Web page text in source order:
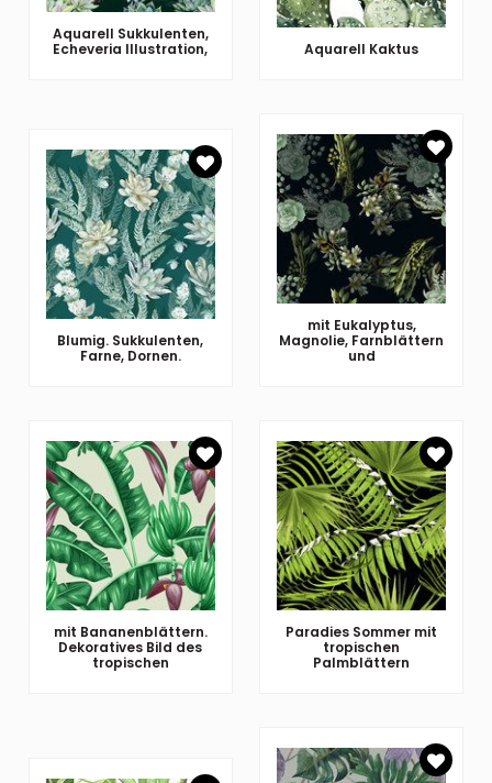
Aquarell Sukkulenten,
Echeveria Illustration,
Aquarell Kaktus
Blumig. Sukkulenten,
Farne, Dornen.
mit Eukalyptus,
Magnolie, Farnblättern
und
mit Bananenblättern.
Dekoratives Bild des
tropischen
Paradies Sommer mit
tropischen
Palmblättern